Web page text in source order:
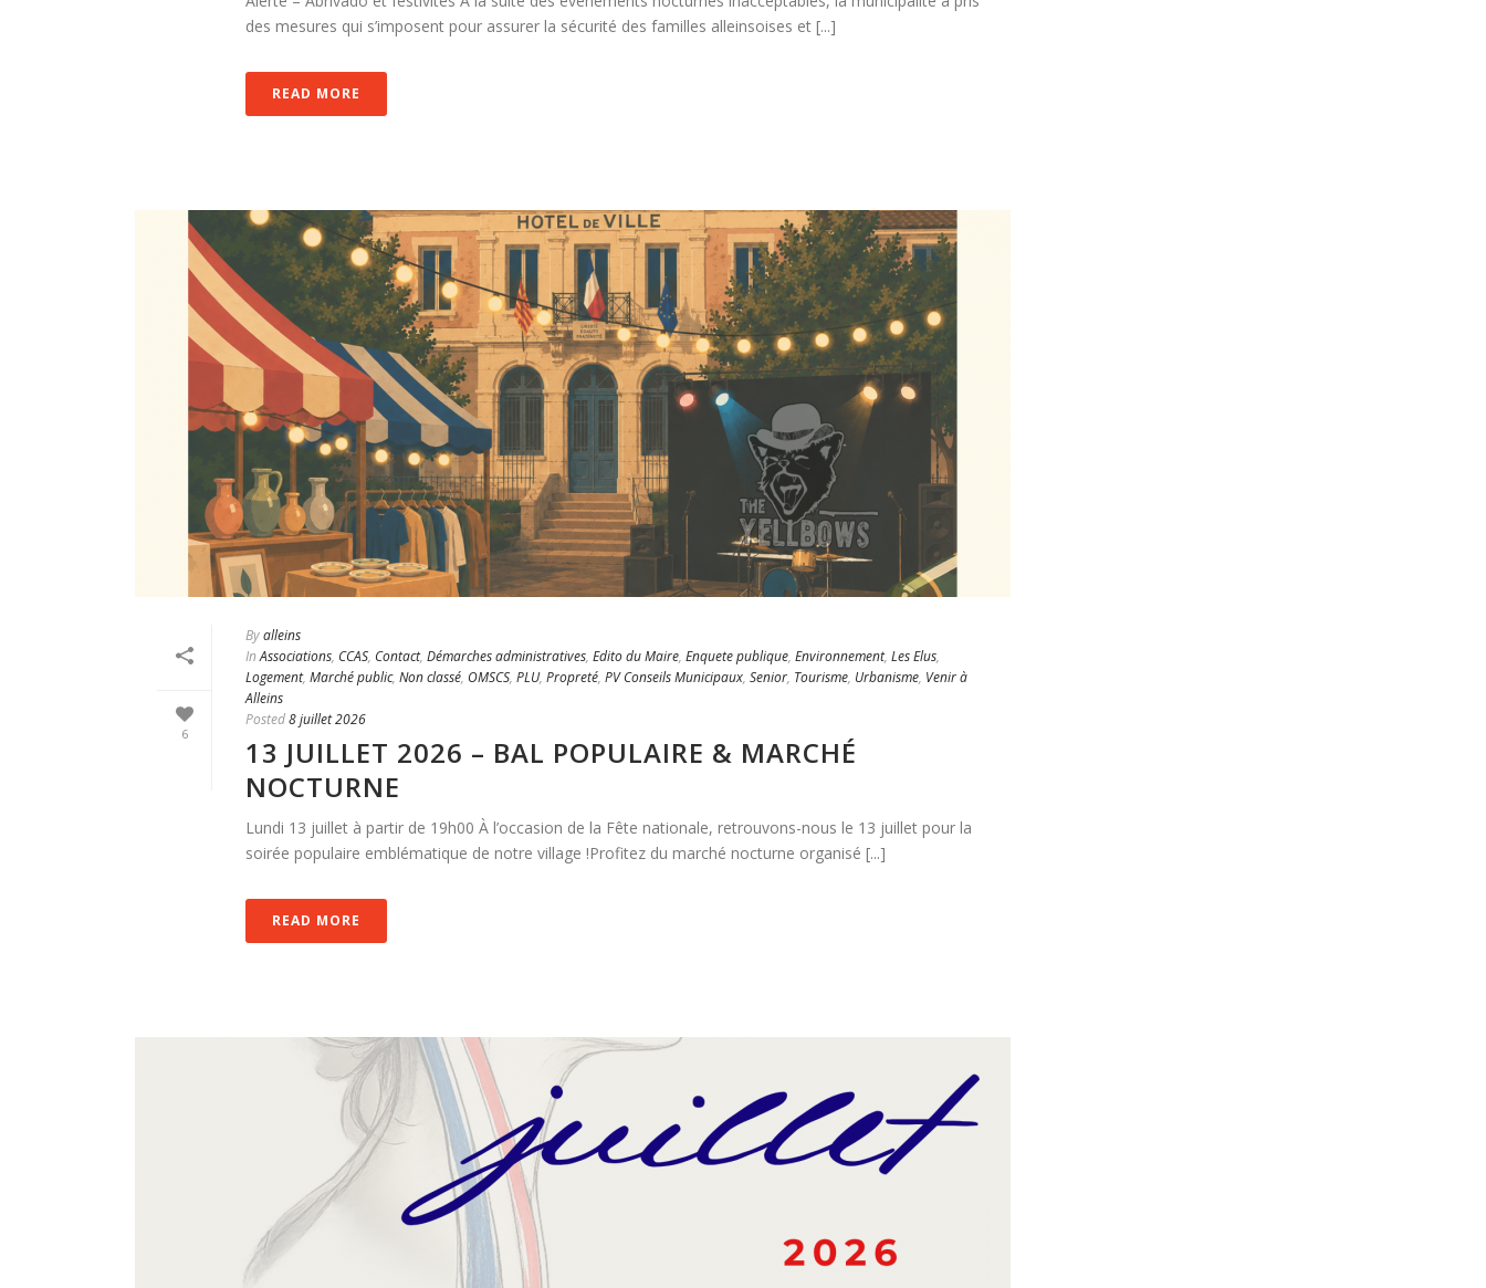
des mesures qui s’imposent pour assurer la sécurité des familles alleinsoises et [...]
READ MORE
6
Byalleins
In Associations, CCAS, Contact, Démarches administratives, Edito du Maire, Enquete publique, Environnement, Les Elus,
Logement, Marché public, Non classé, OMSCS, PLU, Propreté, PV Conseils Municipaux, Senior, Tourisme, Urbanisme, Venir à
Alleins
Posted8 juillet 2026
13 JUILLET 2026 – BAL POPULAIRE & MARCHÉ
NOCTURNE
Lundi 13 juillet à partir de 19h00 À l’occasion de la Fête nationale, retrouvons-nous le 13 juillet pour la
soirée populaire emblématique de notre village !Profitez du marché nocturne organisé [...]
READ MORE